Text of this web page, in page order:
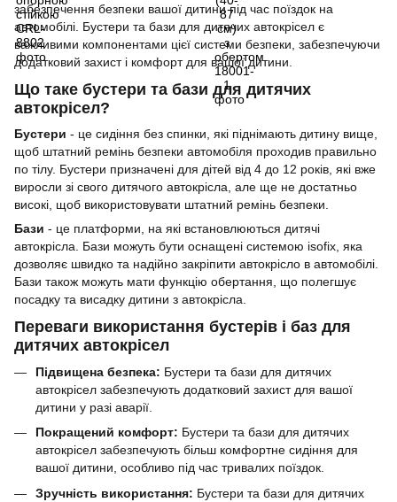
забезпечення безпеки вашої дитини під час поїздок на
автомобілі. Бустери та бази для дитячих автокрісел є
важливими компонентами цієї системи безпеки, забезпечуючи
додатковий захист і комфорт для вашої дитини.
Що таке бустери та бази для дитячих
автокрісел?
Бустери - це сидіння без спинки, які піднімають дитину вище,
щоб штатний ремінь безпеки автомобіля проходив правильно
по тілу. Бустери призначені для дітей від 4 до 12 років, які вже
виросли зі свого дитячого автокрісла, але ще не достатньо
високі, щоб використовувати штатний ремінь безпеки.
Бази - це платформи, на які встановлюються дитячі
автокрісла. Бази можуть бути оснащені системою isofix, яка
дозволяє швидко та надійно закріпити автокрісло в автомобілі.
Бази також можуть мати функцію обертання, що полегшує
посадку та висадку дитини з автокрісла.
Переваги використання бустерів і баз для
дитячих автокрісел
Підвищена безпека: Бустери та бази для дитячих
автокрісел забезпечують додатковий захист для вашої
дитини у разі аварії.
Покращений комфорт: Бустери та бази для дитячих
автокрісел забезпечують більш комфортне сидіння для
вашої дитини, особливо під час тривалих поїздок.
Зручність використання: Бустери та бази для дитячих